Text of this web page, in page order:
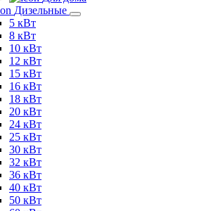
Дизельные
5 кВт
8 кВт
10 кВт
12 кВт
15 кВт
16 кВт
18 кВт
20 кВт
24 кВт
25 кВт
30 кВт
32 кВт
36 кВт
40 кВт
50 кВт